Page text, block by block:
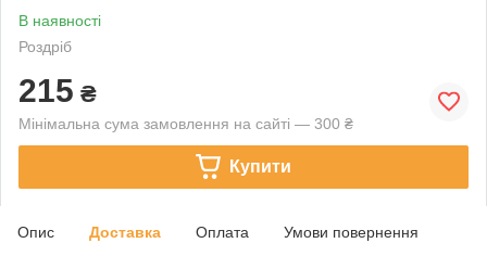
В наявності
Роздріб
215 ₴
Мінімальна сума замовлення на сайті — 300 ₴
Купити
Опис Доставка Оплата Умови повернення